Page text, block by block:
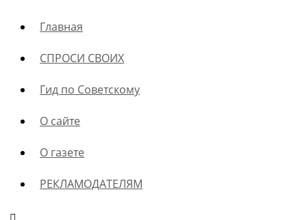
Главная
СПРОСИ СВОИХ
Гид по Советскому
О сайте
О газете
РЕКЛАМОДАТЕЛЯМ